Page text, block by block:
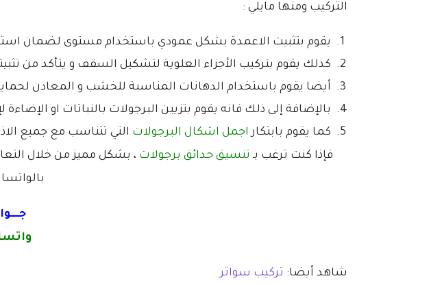
التركيب ومنها مايلي :
يقوم بتثبيت الاعمدة بشكل عمودي باستخدام مستوى لضمان
كذلك يقوم بتركيب الأجزاء العلوية لتشكيل السقف و يتأكد من
أيضا يقوم باستخدام الدهانات المناسبة للخشب و المعادن
بالإضافة إلى ذلك فانه يقوم بتزيين البرجولات بالنباتات او
كما يقوم بابتكار اجمل اشكال البرجولات التي تتناسب مع جميع
فإذا كنت ترغب بـ تنسيق حدائق برجولات ، بشكل مميز من خلال
شاهد أيضا: تركيب سواتر